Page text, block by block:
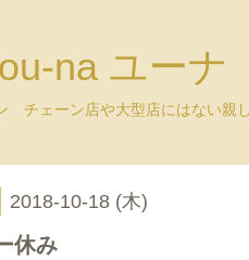
na ユーナ
チェーン店や大型店にはない
2018-10-18 (木)
休み